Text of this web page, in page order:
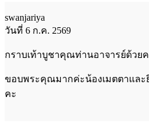
swanjariya
วันที่ 6 ก.ค. 2569
กราบเท้าบูชาคุณท่านอาจารย์ด้วยค
ขอบพระคุณมากค่ะน้องเมตตาและ
คะ